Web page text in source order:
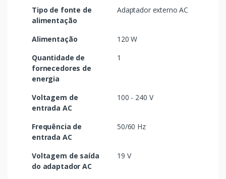
Tipo de fonte de
alimentação
Adaptador externo AC
Alimentação
120 W
Quantidade de
fornecedores de
energia
1
Voltagem de
entrada AC
100 - 240 V
Frequência de
entrada AC
50/60 Hz
Voltagem de saída
do adaptador AC
19 V